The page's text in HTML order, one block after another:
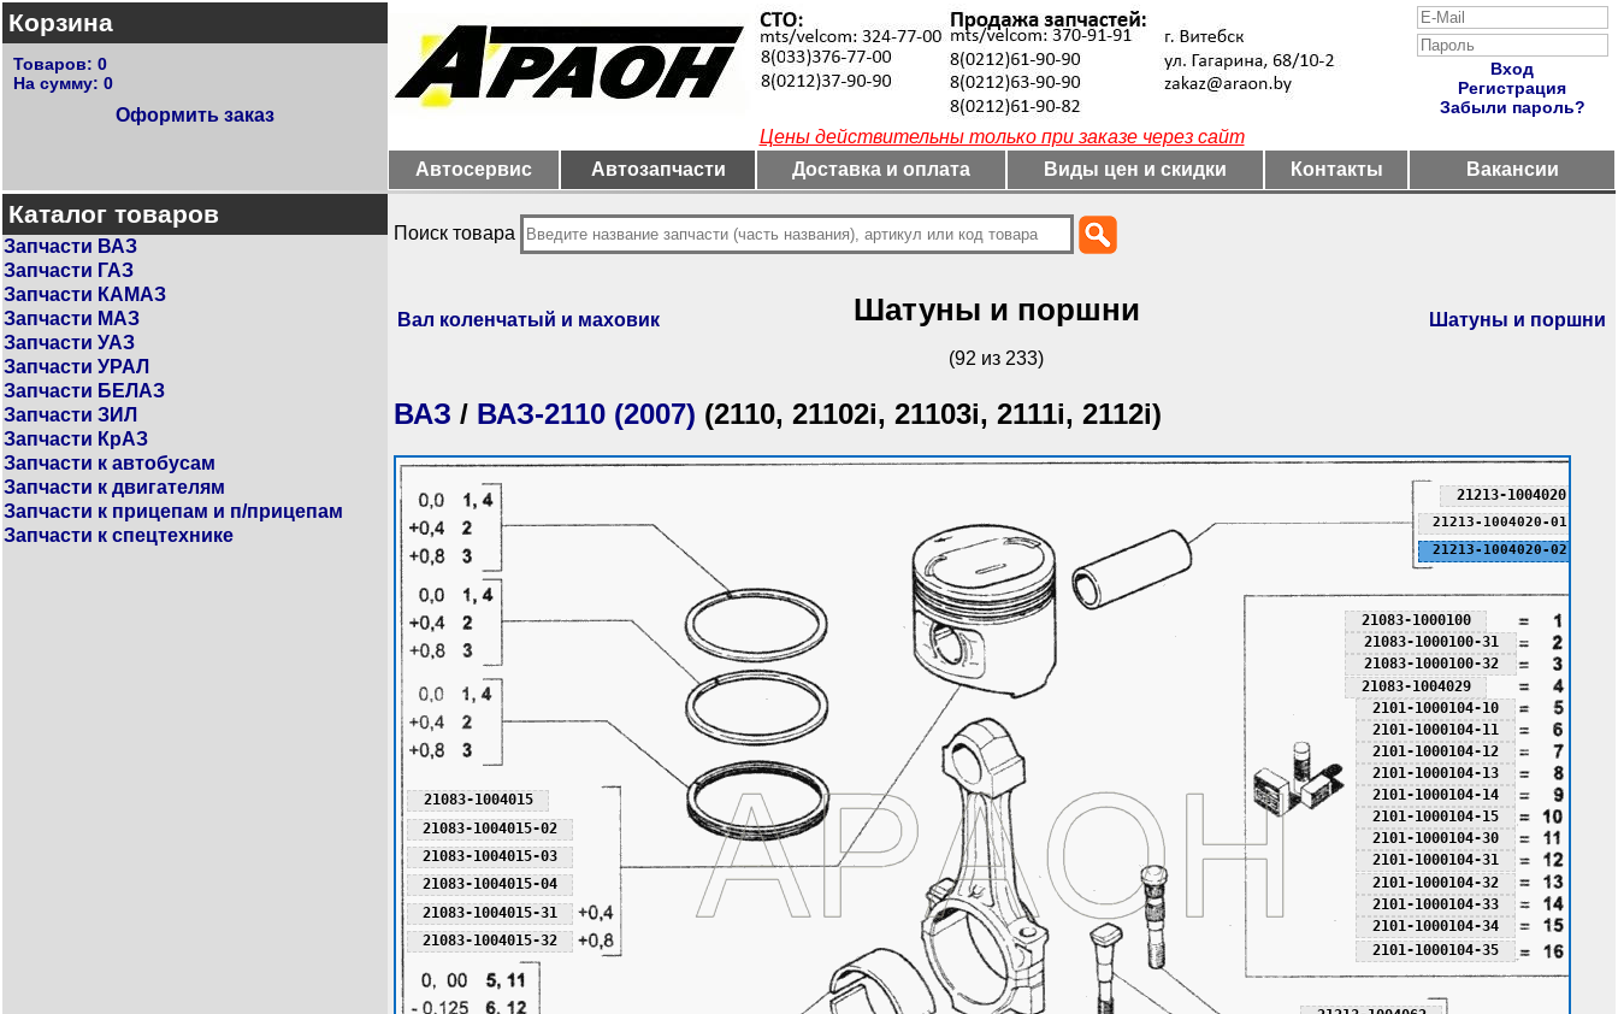
Корзина
Товаров: 0
На сумму: 0
Оформить заказ
Вход
Регистрация
Забыли пароль?
Цены действительны только при заказе через сайт
Автосервис
Автозапчасти Доставка и оплата Виды цен и скидки Контакты Вакансии
Каталог товаров
Запчасти ВАЗ
Запчасти ГАЗ
Запчасти КАМАЗ
Запчасти МАЗ
Запчасти УАЗ
Запчасти УРАЛ
Запчасти БЕЛАЗ
Запчасти ЗИЛ
Запчасти КрАЗ
Запчасти к автобусам
Запчасти к двигателям
Запчасти к прицепам и п/прицепам
Запчасти к спецтехнике
Поиск товара
Вал коленчатый и маховик Шатуны и поршни
(92 из 233)
Шатуны и поршни
ВАЗ / ВАЗ-2110 (2007) (2110, 21102i, 21103i, 2111i, 2112i)
2101-1000104-10
2101-1000104-11
2101-1000104-12
2101-1000104-13
2101-1000104-14
2101-1000104-15
2101-1000104-30
2101-1000104-31
2101-1000104-32
2101-1000104-33
2101-1000104-34
2101-1000104-35
21083-1000100
21083-1000100-31
21083-1000100-32
21083-1004015
21083-1004015-02
21083-1004015-03
21083-1004015-04
21083-1004015-31
21083-1004015-32
21083-1004029
21213-1004020
21213-1004020-01
21213-1004020-02